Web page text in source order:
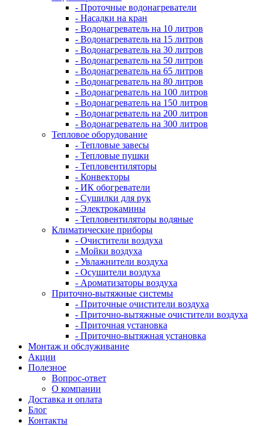
- Проточные водонагреватели
- Наcадки на кран
- Водонагреватель на 10 литров
- Водонагреватель на 15 литров
- Водонагреватель на 30 литров
- Водонагреватель на 50 литров
- Водонагреватель на 65 литров
- Водонагреватель на 80 литров
- Водонагреватель на 100 литров
- Водонагреватель на 150 литров
- Водонагреватель на 200 литров
- Водонагреватель на 300 литров
Тепловое оборудование
- Тепловые завесы
- Тепловые пушки
- Тепловентиляторы
- Конвекторы
- ИК обогреватели
- Сушилки для рук
- Электрокамины
- Тепловентиляторы водяные
Климатические приборы
- Очистители воздуха
- Мойки воздуха
- Увлажнители воздуха
- Осушители воздуха
- Ароматизаторы воздуха
Приточно-вытяжные системы
- Приточные очистители воздуха
- Приточно-вытяжные очистители воздуха
- Приточная установка
- Приточно-вытяжная установка
Монтаж и обслуживание
Акции
Полезное
Вопрос-ответ
О компании
Доставка и оплата
Блог
Контакты